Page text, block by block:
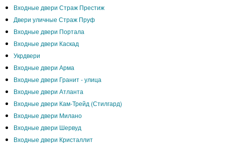
Входные двери Страж Престиж
Двери уличные Страж Пруф
Входные двери Портала
Входные двери Каскад
Укрдвери
Входные двери Арма
Входные двери Гранит - улица
Входные двери Атланта
Входные двери Кам-Трейд (Стилгард)
Входные двери Милано
Входные двери Шервуд
Входные двери Кристаллит